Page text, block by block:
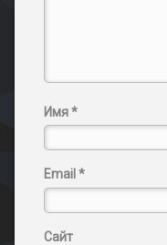
Имя*
Email *
Сайт